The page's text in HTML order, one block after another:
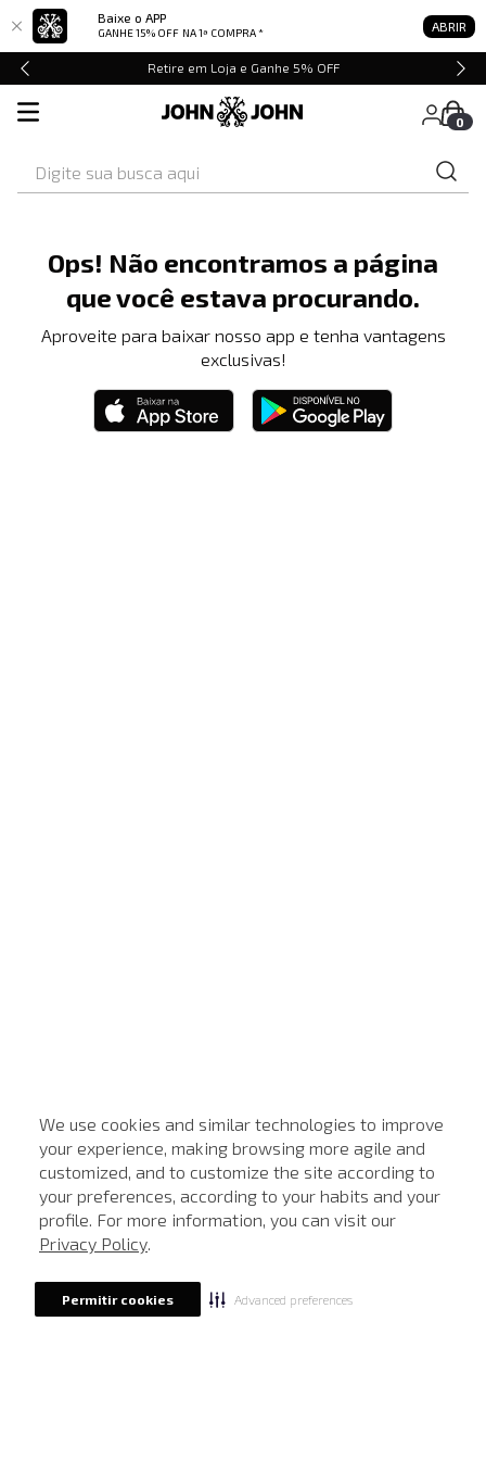
Baixe o APP
GANHE 15% OFF NA 1ª COMPRA * ABRIR
We use cookies and similar technologies to improve
your experience, making browsing more agile and
customized, and to customize the site according to
your preferences, according to your habits and your
profile. For more information, you can visit our
Privacy Policy.
Permitir cookies Advanced preferences
Retire em Loja e Ganhe 5% OFF
0
Ops! Não encontramos a página
que você estava procurando.
Aproveite para baixar nosso app e tenha vantagens
exclusivas!